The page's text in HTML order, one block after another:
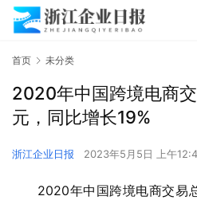
首页 未分类
2020年中国跨境电商
元，同比增长19%
浙江企业日报 2023年5月5日 上午
2020年中国跨境电商交易